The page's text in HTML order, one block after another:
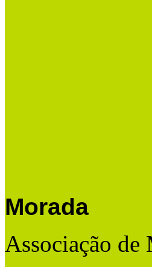
Morada
Associação